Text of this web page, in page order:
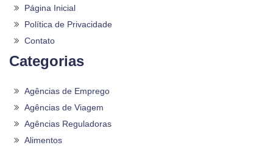
Página Inicial
Política de Privacidade
Contato
Categorias
Agências de Emprego
Agências de Viagem
Agências Reguladoras
Alimentos